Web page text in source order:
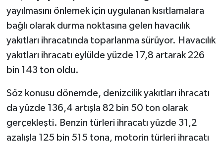
yayılmasını önlemek için uygulanan kısıtlamalara
bağlı olarak durma noktasına gelen havacılık
yakıtları ihracatında toparlanma sürüyor. Havacılık
yakıtları ihracatı eylülde yüzde 17,8 artarak 226
bin 143 ton oldu.
Söz konusu dönemde, denizcilik yakıtları ihracatı
da yüzde 136,4 artışla 82 bin 50 ton olarak
gerçekleşti. Benzin türleri ihracatı yüzde 31,2
azalışla 125 bin 515 tona, motorin türleri ihracatı